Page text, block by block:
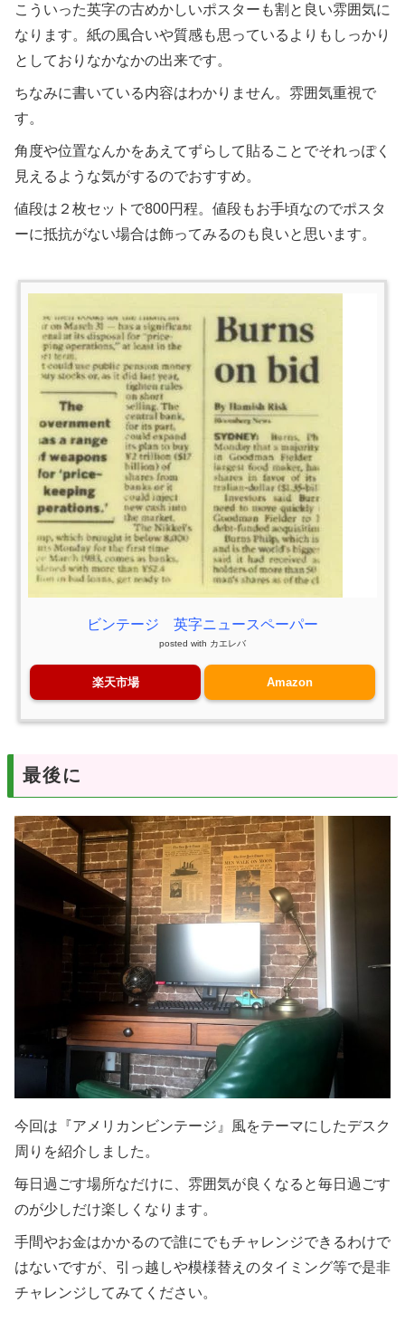
こういった英字の古めかしいポスターも割と良い雰囲気に
なります。紙の風合いや質感も思っているよりもしっかり
としておりなかなかの出来です。
ちなみに書いている内容はわかりません。雰囲気重視で
す。
角度や位置なんかをあえてずらして貼ることでそれっぽく
見えるような気がするのでおすすめ。
値段は２枚セットで800円程。値段もお手頃なのでポスタ
ーに抵抗がない場合は飾ってみるのも良いと思います。
ビンテージ 英字ニュースペーパー
posted with カエレバ
楽天市場 Amazon
最後に
今回は『アメリカンビンテージ』風をテーマにしたデスク
周りを紹介しました。
毎日過ごす場所なだけに、雰囲気が良くなると毎日過ごす
のが少しだけ楽しくなります。
手間やお金はかかるので誰にでもチャレンジできるわけで
はないですが、引っ越しや模様替えのタイミング等で是非
チャレンジしてみてください。